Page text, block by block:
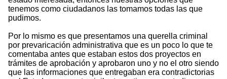
tenemos como ciudadanos las tomamos todas las que
pudimos.
Por lo mismo es que presentamos una querella criminal
por prevaricación administrativa que es un poco lo que te
comentaba antes que estaban estos dos proyectos en
trámites de aprobación y aprobaron uno y no el otro siendo
que las informaciones que entregaban era contradictorias